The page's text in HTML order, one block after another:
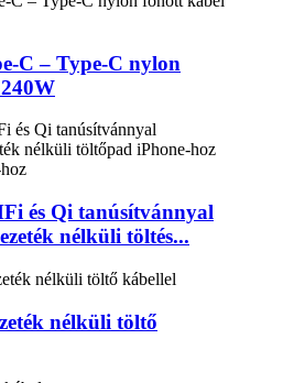
C – Type-C nylon
és Qi tanúsítvánnyal
nélküli töltés...
nélküli töltő